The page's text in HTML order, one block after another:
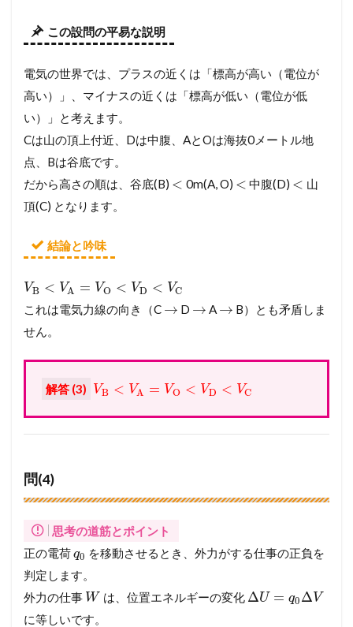
この設問の平易な説明
電気の世界では、プラスの近くは「標高が高い（電位が
高い）」、マイナスの近くは「標高が低い（電位が低
い）」と考えます。
Cは山の頂上付近、Dは中腹、AとOは海抜0メートル地
点、Bは谷底です。
だから高さの順は、谷底(B) < 0m(A, O) < 中腹(D) < 山
頂(C) となります。
結論と吟味
VB < VA = VO < VD < VC
これは電気力線の向き（C → D → A → B）とも矛盾しま
せん。
解答 (3) VB < VA = VO < VD < VC
問(4)
思考の道筋とポイント
正の電荷q0 を移動させるとき、外力がする仕事の正負を
判定します。
外力の仕事 W は、位置エネルギーの変化 ΔU = q0 ΔV
に等しいです。